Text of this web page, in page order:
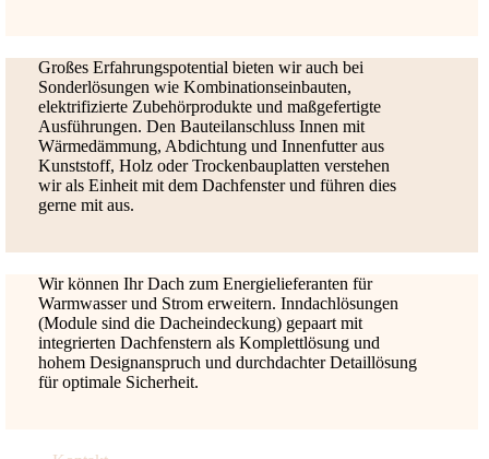
Großes Erfahrungspotential bieten wir auch bei
Sonderlösungen wie Kombinationseinbauten,
elektrifizierte Zubehörprodukte und maßgefertigte
Ausführungen. Den Bauteilanschluss Innen mit
Wärmedämmung, Abdichtung und Innenfutter aus
Kunststoff, Holz oder Trockenbauplatten verstehen
wir als Einheit mit dem Dachfenster und führen dies
gerne mit aus.
Wir können Ihr Dach zum Energielieferanten für
Warmwasser und Strom erweitern. Inndachlösungen
(Module sind die Dacheindeckung) gepaart mit
integrierten Dachfenstern als Komplettlösung und
hohem Designanspruch und durchdachter Detaillösung
für optimale Sicherheit.